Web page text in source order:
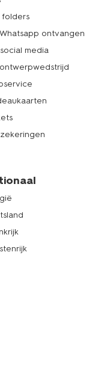
Veel van onze
zodat je alles
of een
online, waarbij
en prijs.
bestelling snel in
van onze
500 winkels is er
HEMA.
folders
ontvangen
media